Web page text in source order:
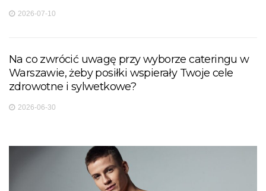
2026-07-10
Na co zwrócić uwagę przy wyborze cateringu w
Warszawie, żeby posiłki wspierały Twoje cele
zdrowotne i sylwetkowe?
2026-06-30